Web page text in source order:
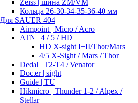
Zeiss | шина ZM/VM
Кольца 26-30-34-35-36-40 мм
Для SAUER 404
Aimpoint | Micro / Acro
ATN | 4 / 5 / HD
HD X-sight I+II/Thor/Mars
4/5 X-Sight / Mars / Thor
Dedal | T2-T4 / Venator
Docter | sight
Guide | TU
Hikmicro | Thunder 1-2 / Alpex /
Stellar